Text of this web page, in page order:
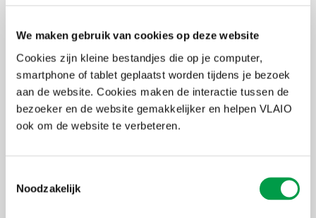
We maken gebruik van cookies op deze website
Cookies zijn kleine bestandjes die op je computer,
smartphone of tablet geplaatst worden tijdens je bezoek
aan de website. Cookies maken de interactie tussen de
bezoeker en de website gemakkelijker en helpen VLAIO
ook om de website te verbeteren.
Noodzakelijk
ontleenbare bedrag voor kmo’s op te trekken tot € 750.000. Parallel
wordt een nieuwe, uitgebreidere variant van de
overbruggingslening uitgewerkt. Die lening zal voor alle
ondernemingen (klein, middelgroot en groot) beschikbaar zijn, en
toelaten om tot maximaal € 2 miljoen te ontlenen met een looptijd
van 6 jaar.